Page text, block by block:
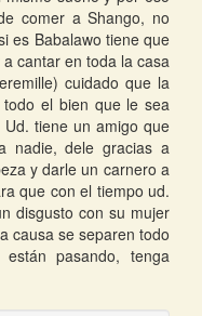
comer a Shango, no
es Babalawo tiene que
cantar en toda la casa
cuidado que la
el bien que le sea
tiene un amigo que
nadie, dele gracias a
y darle un carnero a
que con el tiempo ud.
disgusto con su mujer
causa se separen todo
pasando, tenga